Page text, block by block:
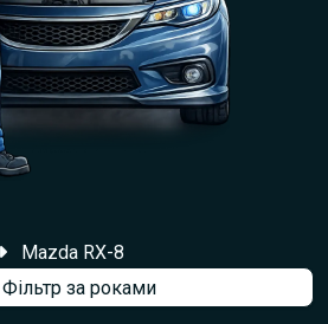
Mazda RX-8
Фільтр за роками